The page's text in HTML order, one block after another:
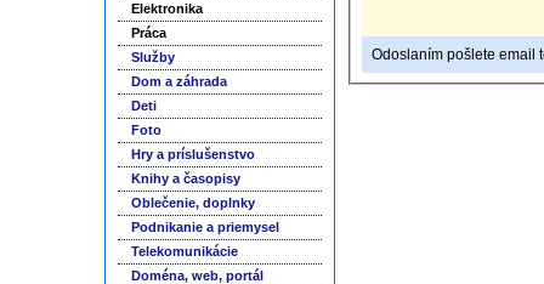
Elektronika
Práca
Služby
Dom a záhrada
Deti
Foto
Hry a príslušenstvo
Knihy a časopisy
Oblečenie, doplnky
Podnikanie a priemysel
Telekomunikácie
Doména, web, portál
Odoslaním pošlete email